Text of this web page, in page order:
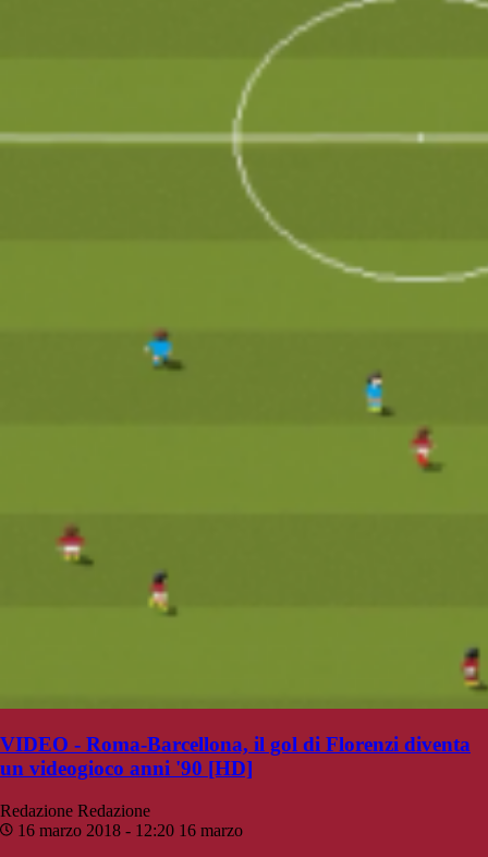
VIDEO - Roma-Barcellona, il gol di Florenzi diventa
un videogioco anni '90 [HD]
Redazione Redazione
16 marzo 2018 - 12:20 16 marzo